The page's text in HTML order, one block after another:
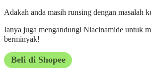
Adakah anda masih runsing dengan masalah
Ianya juga mengandungi Niacinamide untuk
berminyak!
Beli di Shopee